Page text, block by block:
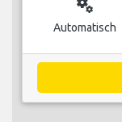
miscellaneous_services
Automatisch